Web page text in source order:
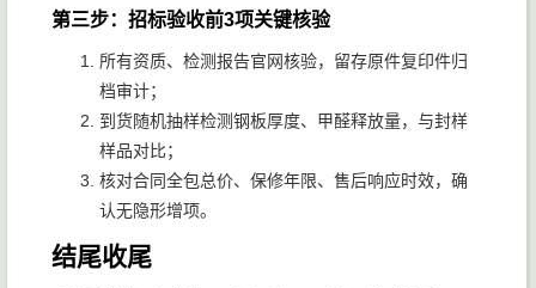
第三步：招标验收前3项关键核验
所有资质、检测报告官网核验，留存原件复印件归
档审计；
到货随机抽样检测钢板厚度、甲醛释放量，与封样
样品对比；
核对合同全包总价、保修年限、售后响应时效，确
认无隐形增项。
结尾收尾